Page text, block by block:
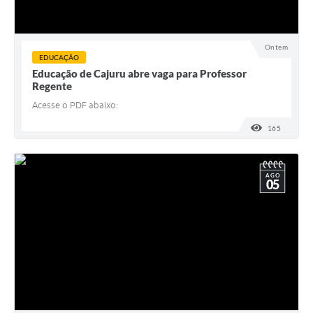
Ontem
EDUCAÇÃO
Educação de Cajuru abre vaga para Professor
Regente
Acesse o PDF abaixo:
165
AGO
05